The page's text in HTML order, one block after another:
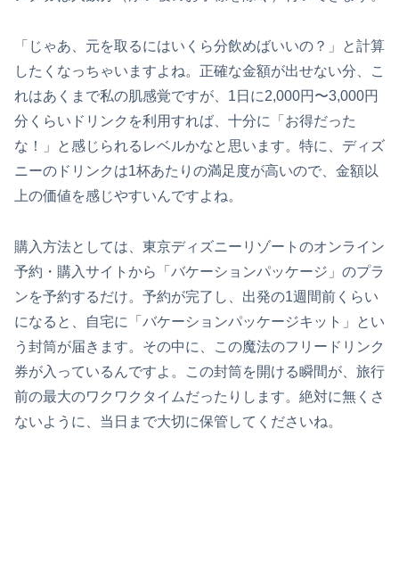
「じゃあ、元を取るにはいくら分飲めばいいの？」と計算
したくなっちゃいますよね。正確な金額が出せない分、こ
れはあくまで私の肌感覚ですが、1日に2,000円〜3,000円
分くらいドリンクを利用すれば、十分に「お得だった
な！」と感じられるレベルかなと思います。特に、ディズ
ニーのドリンクは1杯あたりの満足度が高いので、金額以
上の価値を感じやすいんですよね。
購入方法としては、東京ディズニーリゾートのオンライン
予約・購入サイトから「バケーションパッケージ」のプラ
ンを予約するだけ。予約が完了し、出発の1週間前くらい
になると、自宅に「バケーションパッケージキット」とい
う封筒が届きます。その中に、この魔法のフリードリンク
券が入っているんですよ。この封筒を開ける瞬間が、旅行
前の最大のワクワクタイムだったりします。絶対に無くさ
ないように、当日まで大切に保管してくださいね。